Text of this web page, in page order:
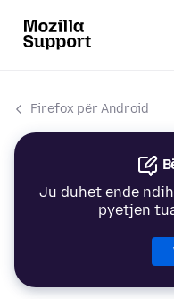
Firefox për Android
Ju duhet ende
pyetjen